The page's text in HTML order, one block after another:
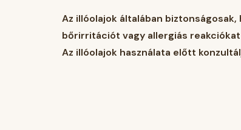
Az illóolajok általában
bőrirritációt vagy allergiás
Az illóolajok használata előtt